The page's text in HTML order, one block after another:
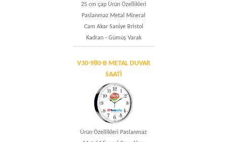
25 cm çap Ürün Özellikleri
Paslanmaz Metal Mineral
Cam Akar Saniye Bristol
Kadran - Gümüş Varak
V30-980-B METAL DUVAR
SAATİ
Ürün Özellikleri Paslanmaz